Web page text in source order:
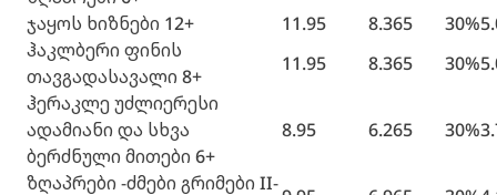
ჯაყოს ხიზნები 12+
11.95 8.365 30%
ჰაკლბერი ფინის
თავგადასავალი 8+
11.95 8.365 30%
ჰერაკლე უძლიერესი
ადამიანი და სხვა
ბერძნული მითები 6+
8.95 6.265 30%
ზღაპრები -ძმები გრიმები II-